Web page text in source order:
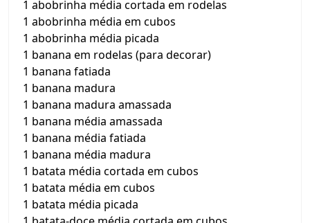
1 abobrinha média cortada em rodelas
1 abobrinha média em cubos
1 abobrinha média picada
1 banana em rodelas (para decorar)
1 banana fatiada
1 banana madura
1 banana madura amassada
1 banana média amassada
1 banana média fatiada
1 banana média madura
1 batata média cortada em cubos
1 batata média em cubos
1 batata média picada